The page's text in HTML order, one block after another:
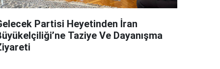
Partisi Heyetinden İran
Taziye Ve Dayanışma